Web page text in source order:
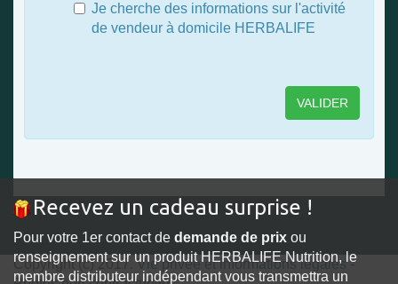
Je cherche des informations sur l'activité
de vendeur à domicile HERBALIFE
Copyright (c) 2017.Vie privée et informations légales-
Recevez un cadeau surprise !
Pour votre 1er contact de demande de prix ou
renseignement sur un produit HERBALIFE Nutrition, le
membre distributeur indépendant vous transmettra un